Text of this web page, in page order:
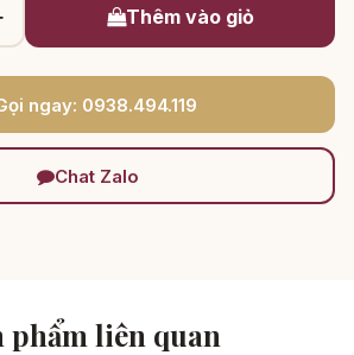
Thêm vào giỏ
ngay: 0938.494.119
Chat Zalo
phẩm liên quan